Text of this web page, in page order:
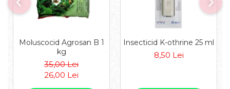
Moluscocid Agrosan B 1
kg
35,00 Lei
26,00 Lei
Insecticid K-othrine 25 ml
8,50 Lei